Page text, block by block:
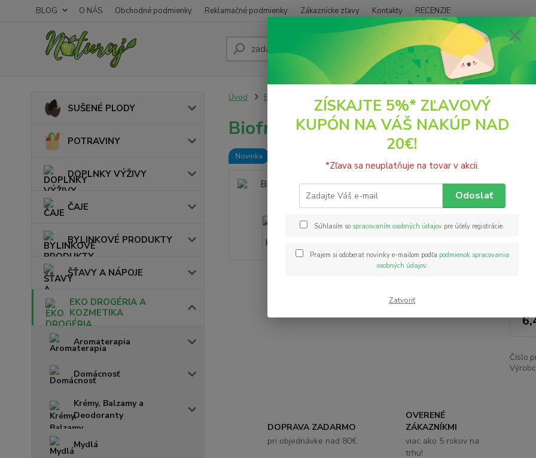
BLOG O NÁS Obchodné podmienky Reklamačné podmienky Zákaznícke zľavy Kontakty RECENZIE
Hľadať
(PO
SUŠENÉ PLODY
POTRAVINY
DOPLNKY VÝŽIVY
ČAJE
BYLINKOVÉ PRODUKTY
ŠŤAVY A NÁPOJE
EKO DROGÉRIA A
KOZMETIKA
Aromaterapia
Domácnosť
Krémy, Balzamy a
Deodoranty
Mydlá
Úvod EKO DROGÉRIA A KOZMETIKA Biofriendly Tree Bush Kefa na vlasy -
Biofriendly Tree Bush Kefa na
Novinka
Číslo
DOPRAVA ZADARMO
pri objednávke nad 80€
OVERENÉ
ZÁKAZNÍKMI
viac ako 5 rokov na
trhu!
ZÍSKAJTE 5%* ZĽAVOVÝ
KUPÓN NA VÁŠ NAKÚP NAD
20€!
*Zľava sa neuplatňuje na tovar v akcii.
Odoslať
Súhlasím so spracovaním osobných údajov pre účely registrácie.
Prajem si odoberať novinky e-mailom podľa podmienok spracovania
osobných údajov.
Zatvoriť